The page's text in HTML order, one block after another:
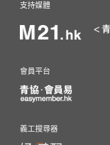
支持媒體
會員平台
義工搜尋器